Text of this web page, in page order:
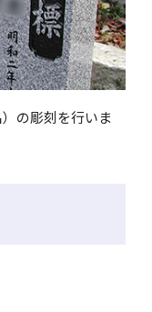
の彫刻を行いま